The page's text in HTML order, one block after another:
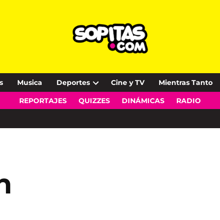
Musica Deportes
Open
dropdown
Cine y TV Mientras Tanto
REPORTAJES QUIZZES DINÁMICAS RADIO